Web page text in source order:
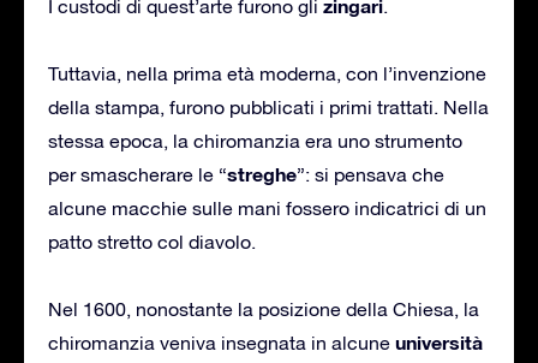
I custodi di quest’arte furono gli zingari.
Tuttavia, nella prima età moderna, con l’invenzione
della stampa, furono pubblicati i primi trattati. Nella
stessa epoca, la chiromanzia era uno strumento
per smascherare le “streghe”: si pensava che
alcune macchie sulle mani fossero indicatrici di un
patto stretto col diavolo.
Nel 1600, nonostante la posizione della Chiesa, la
chiromanzia veniva insegnata in alcune università